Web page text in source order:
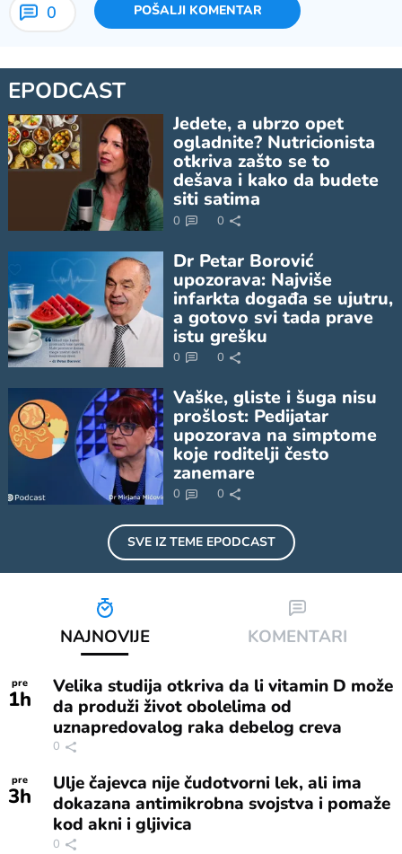
0 POŠALJI KOMENTAR
EPODCAST
Jedete, a ubrzo opet
ogladnite? Nutricionista
otkriva zašto se to
dešava i kako da budete
siti satima
0 0
Dr Petar Borović
upozorava: Najviše
infarkta događa se ujutru,
a gotovo svi tada prave
istu grešku
0 0
Vaške, gliste i šuga nisu
prošlost: Pedijatar
upozorava na simptome
koje roditelji često
zanemare
0 0
SVE IZ TEME EPODCAST
NAJNOVIJE KOMENTARI
pre
1h
Velika studija otkriva da li vitamin D može
da produži život obolelima od
uznapredovalog raka debelog creva
0
pre
3h
Ulje čajevca nije čudotvorni lek, ali ima
dokazana antimikrobna svojstva i pomaže
kod akni i gljivica
0